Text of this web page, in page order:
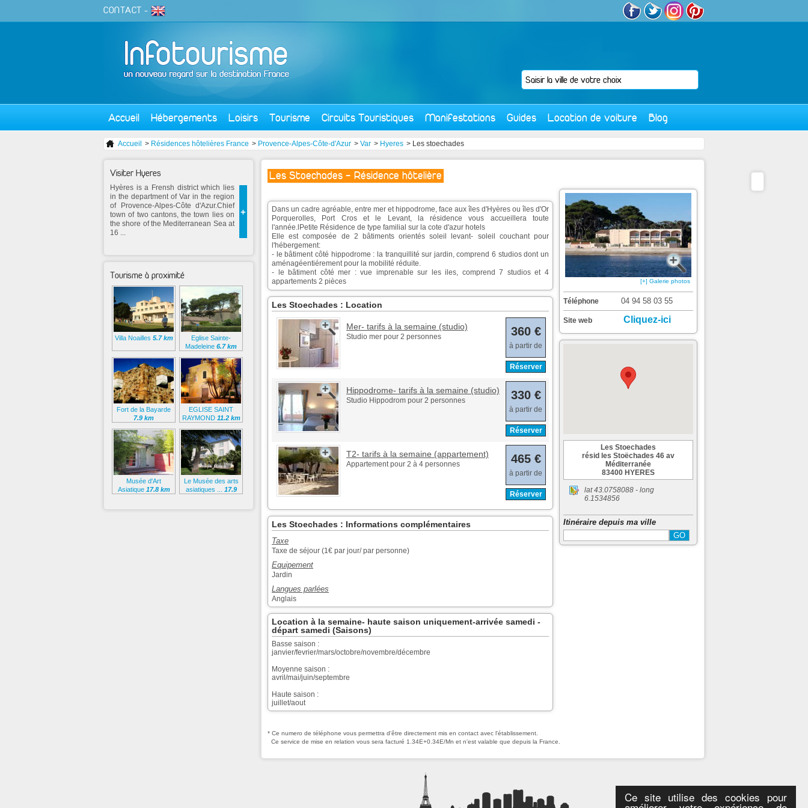
Ce site utilise des cookies pour
CONTACT -
Accueil Hébergements Loisirs Tourisme Circuits Touristiques Manifestations Guides Location de voiture Blog
Accueil > Résidences hôtelières France > Provence-Alpes-Côte-d'Azur > Var > Hyeres > Les stoechades
Les Stoechades - Résidence hôtelière
Dans un cadre agréable, entre mer et hippodrome, face aux îles d'Hyères ou îles d'Or
Porquerolles, Port Cros et le Levant, la résidence vous accueillera toute
l'année.lPetite Résidence de type familial sur la cote d'azur hotels
Elle est composée de 2 bâtiments orientés soleil levant- soleil couchant pour
l'hébergement:
- le bâtiment côté hippodrome : la tranquillité sur jardin, comprend 6 studios dont un
aménagéentiérement pour la mobilité réduite.
- le bâtiment côté mer : vue imprenable sur les iles, comprend 7 studios et 4
appartements 2 pièces
Les Stoechades : Location
Mer- tarifs à la semaine (studio)
Studio mer pour 2 personnes 360 €
à partir de
Réserver
Hippodrome- tarifs à la semaine (studio)
Studio Hippodrom pour 2 personnes 330 €
à partir de
Réserver
T2- tarifs à la semaine (appartement)
Appartement pour 2 à 4 personnes 465 €
à partir de
Réserver
Les Stoechades : Informations complémentaires
Taxe
Taxe de séjour (1€ par jour/ par personne)
Equipement
Jardin
Langues parlées
Anglais
Location à la semaine- haute saison uniquement-arrivée samedi -
départ samedi (Saisons)
Basse saison :
janvier/fevrier/mars/octobre/novembre/décembre
Moyenne saison :
avril/mai/juin/septembre
Haute saison :
juillet/aout
[+] Galerie photos
Téléphone 04 94 58 03 55
Site web Cliquez-ici
Les Stoechades
résid les Stoëchades 46 av
Méditerranée
83400 HYERES
lat43.0758088 - long
6.1534856
Itinéraire depuis ma ville
* Ce numero de téléphone vous permettra d'être directement mis en contact avec l'établissement.
Ce service de mise en relation vous sera facturé 1.34E+0.34E/Mn et n'est valable que depuis la France.
Visiter Hyeres
+
Hyères is a Frensh district which lies
in the department of Var in the region
of Provence-Alpes-Côte d'Azur.Chief
town of two cantons, the town lies on
the shore of the Mediterranean Sea at
16 ...
Tourisme à proximité
Villa Noailles 5.7 km
Eglise Sainte-
Madeleine 6.7 km
Fort de la Bayarde
7.9 km
EGLISE SAINT
RAYMOND 11.2 km
Musée d'Art
Asiatique 17.8 km
Le Musée des arts
asiatiques ... 17.9